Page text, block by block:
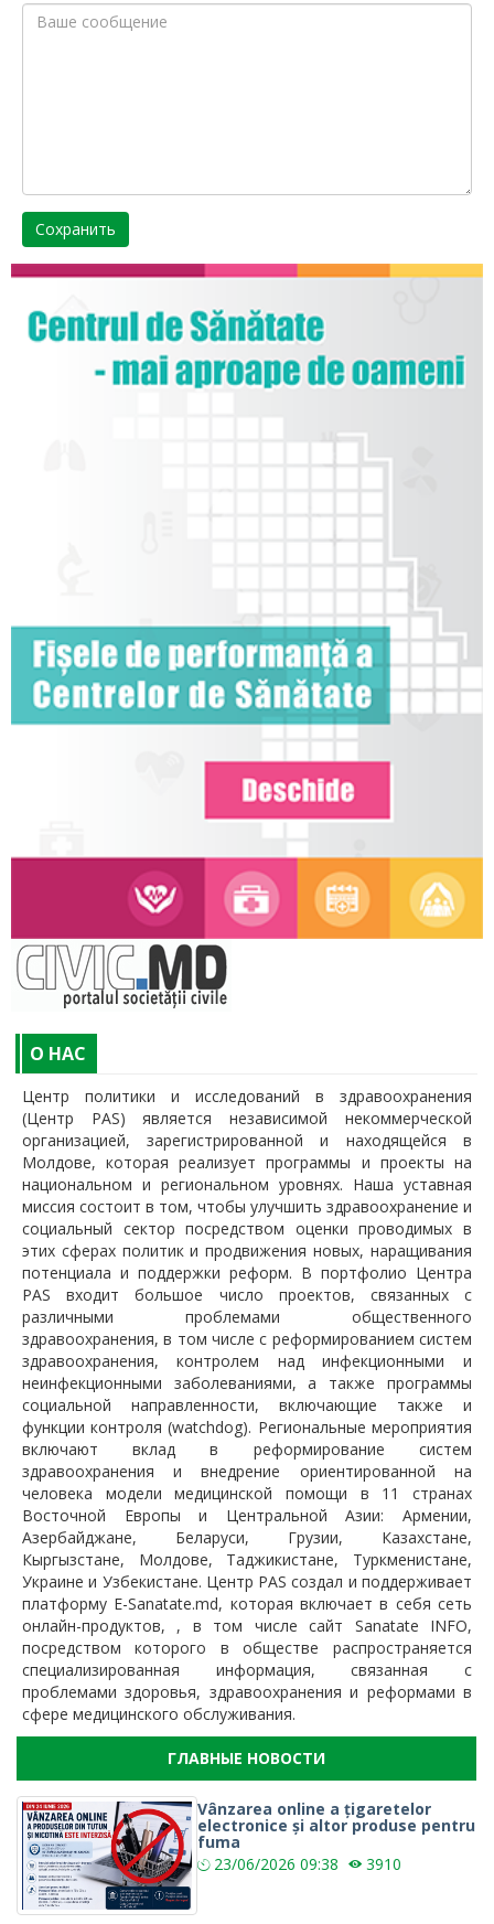
Сохранить
O НАС
Центр политики и исследований в здравоохранения
(Центр PAS) является независимой некоммерческой
организацией, зарегистрированной и находящейся в
Молдове, которая реализует программы и проекты на
национальном и региональном уровнях. Наша уставная
миссия состоит в том, чтобы улучшить здравоохранение и
социальный сектор посредством оценки проводимых в
этих сферах политик и продвижения новых, наращивания
потенциала и поддержки реформ. В портфолио Центра
PAS входит большое число проектов, связанных с
различными проблемами общественного
здравоохранения, в том числе с реформированием систем
здравоохранения, контролем над инфекционными и
неинфекционными заболеваниями, а также программы
социальной направленности, включающие также и
функции контроля (watchdog). Региональные мероприятия
включают вклад в реформирование систем
здравоохранения и внедрение ориентированной на
человека модели медицинской помощи в 11 странах
Восточной Европы и Центральной Азии: Армении,
Азербайджане, Беларуси, Грузии, Казахстане,
Кыргызстане, Молдове, Таджикистане, Туркменистане,
Украине и Узбекистане. Центр PAS создал и поддерживает
платформу E-Sanatate.md, которая включает в себя сеть
онлайн-продуктов, , в том числе сайт Sanatate INFO,
посредством которого в обществе распространяется
специализированная информация, связанная с
проблемами здоровья, здравоохранения и реформами в
сфере медицинского обслуживания.
ГЛАВНЫЕ НОВОСТИ
Vânzarea online a țigaretelor
electronice și altor produse pentru
fuma
23/06/2026 09:38 3910